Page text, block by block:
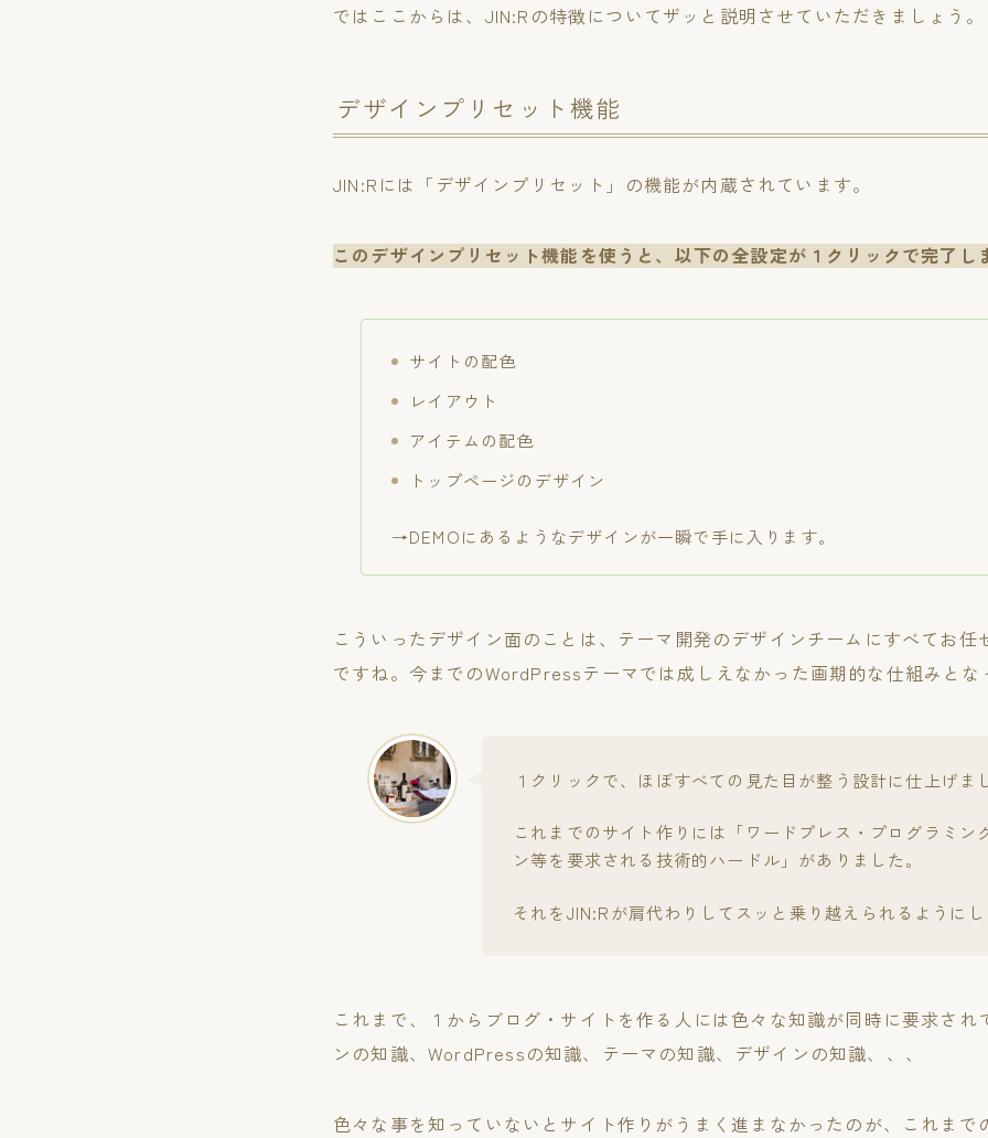
ではここからは、JIN:Rの特徴についてザッと説明させていただきましょう。
デザインプリセット機能
JIN:Rには「デザインプリセット」の機能が内蔵されています。
このデザインプリセット機能を使うと、以下の全設定が１クリックで完了し
サイトの配色
レイアウト
アイテムの配色
トップページのデザイン
→DEMOにあるようなデザインが一瞬で手に入ります。
こういったデザイン面のことは、テーマ開発のデザインチームにすべてお任
ですね。今までのWordPressテーマでは成しえなかった画期的な仕組みとな
１クリックで、ほぼすべての見た目が整う設計に仕上げま
これまでのサイト作りには「ワードプレス・プログラミン
ン等を要求される技術的ハードル」がありました。
それをJIN:Rが肩代わりしてスッと乗り越えられるようにし
これまで、１からブログ・サイトを作る人には色々な知識が同時に要求され
ンの知識、WordPressの知識、テーマの知識、デザインの知識、、、
色々な事を知っていないとサイト作りがうまく進まなかったのが、これまで